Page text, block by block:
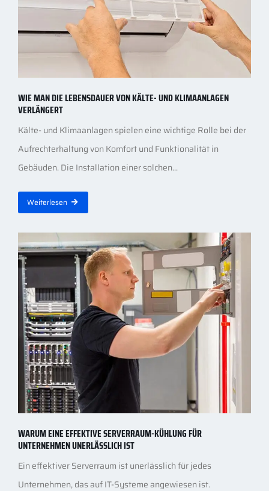
WIE MAN DIE LEBENSDAUER VON KÄLTE- UND KLIMAANLAGEN
VERLÄNGERT
Kälte- und Klimaanlagen spielen eine wichtige Rolle bei der
Aufrechterhaltung von Komfort und Funktionalität in
Weiterlesen
WARUM EINE EFFEKTIVE SERVERRAUM-KÜHLUNG FÜR
UNTERNEHMEN UNERLÄSSLICH IST
Ein effektiver Serverraum ist unerlässlich für jedes